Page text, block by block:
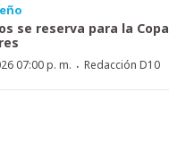
se reserva para la Copa
07:00 p. m. · Redacción D10